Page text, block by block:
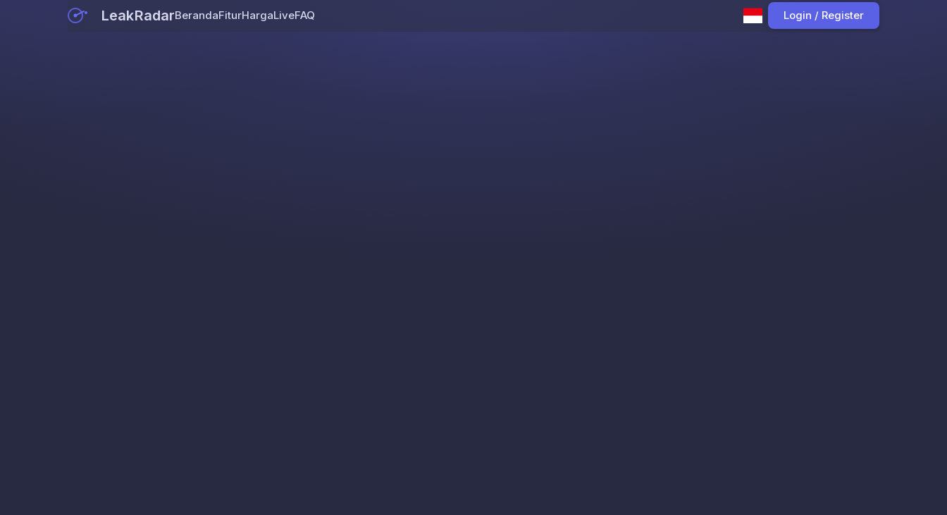
LeakRadarBerandaFiturHargaLiveFAQ Login / Register